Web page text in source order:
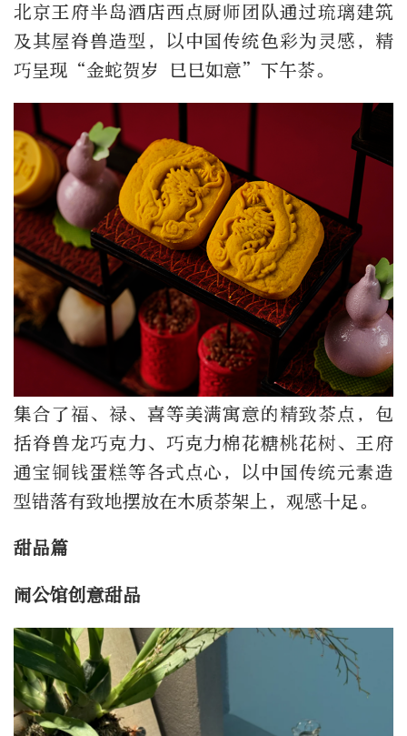
北京王府半岛酒店西点厨师团队通过琉璃建筑
及其屋脊兽造型，以中国传统色彩为灵感，精
巧呈现“金蛇贺岁 巳巳如意”下午茶。
集合了福、禄、喜等美满寓意的精致茶点，包
括脊兽龙巧克力、巧克力棉花糖桃花树、王府
通宝铜钱蛋糕等各式点心，以中国传统元素造
型错落有致地摆放在木质茶架上，观感十足。
甜品篇
闹公馆创意甜品